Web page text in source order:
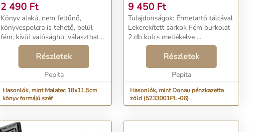
2 490 Ft
Könyv alakú, nem feltűnő,
könyvespolcra is tehető, belül
fém, kívül valósághű, választható
A könyvszerű doboz segítségével
biztonságban elhelyezhet...
Részletek
Pepita
Hasonlók, mint Malatec 18x11,5cm
könyv formájú széf
9 450 Ft
Tulajdonságok: Érmetartó tálcával
Lekerekített sarkok Fém burkolat
2 db kulcs mellékelve ...
Részletek
Pepita
Hasonlók, mint Donau pénzkazetta
zöld (5233001PL-06)